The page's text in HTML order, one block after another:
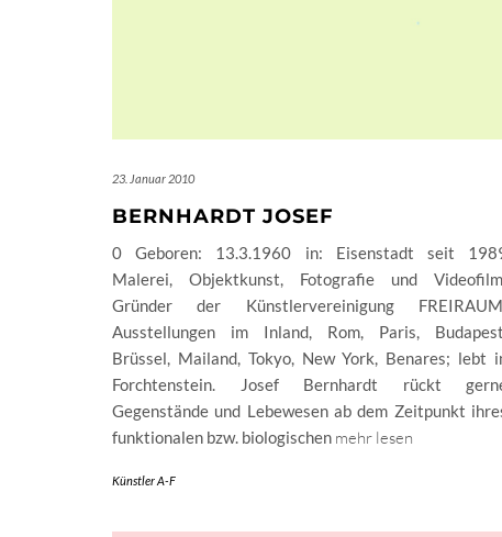
23. Januar 2010
BERNHARDT JOSEF
0 Geboren: 13.3.1960 in: Eisenstadt seit
Malerei, Objektkunst, Fotografie und
Gründer der Künstlervereinigung
Ausstellungen im Inland, Rom, Paris,
Brüssel, Mailand, Tokyo, New York, Benares; lebt
Forchtenstein. Josef Bernhardt rückt
Gegenstände und Lebewesen ab dem Zeitpunkt
funktionalen bzw. biologischen mehr lesen
Künstler A-F